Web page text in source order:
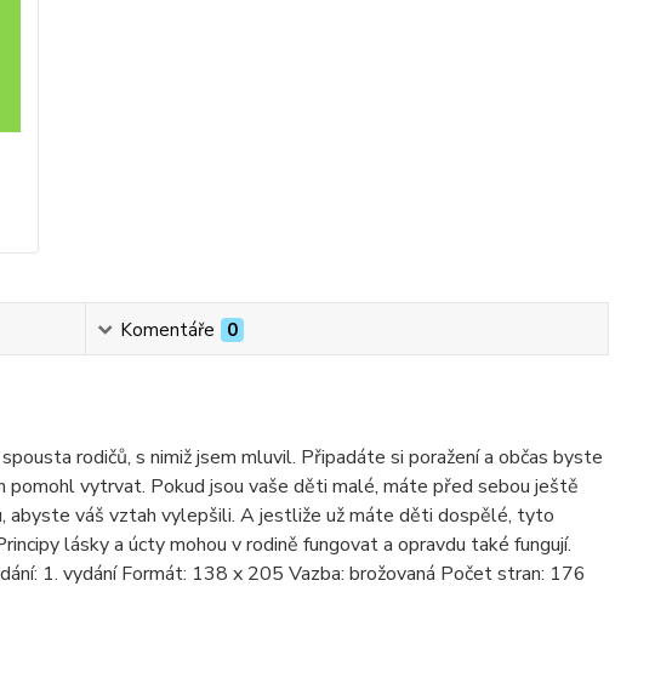
Komentáře 0
rodičů, s nimiž jsem mluvil. Připadáte si poražení a občas byste
pomohl vytrvat. Pokud jsou vaše děti malé, máte před sebou ještě
abyste váš vztah vylepšili. A jestliže už máte děti dospělé, tyto
lásky a úcty mohou v rodině fungovat a opravdu také fungují.
1. vydání Formát: 138 x 205 Vazba: brožovaná Počet stran: 176